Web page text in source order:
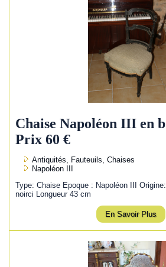
Chaise Napoléon III en
Prix 60 €
Antiquités, Fauteuils, Chaises
Napoléon III
Type: Chaise Epoque : Napoléon III
noirci Longueur 43 cm
En Savoir Plus